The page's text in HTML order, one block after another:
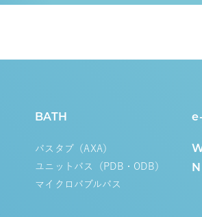
BATH
バスタブ（AXA ）
ユニットバス（PDB・ODB）
マイクロバブルバス